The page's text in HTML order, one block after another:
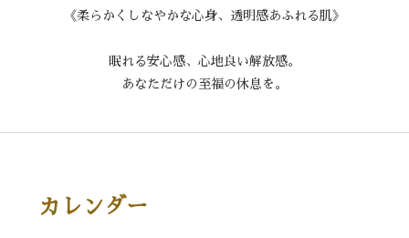
《柔らかくしなやかな心身、透明感あふれる肌》
眠れる安心感、心地良い解放感。
あなただけの至福の休息を。
カレンダー